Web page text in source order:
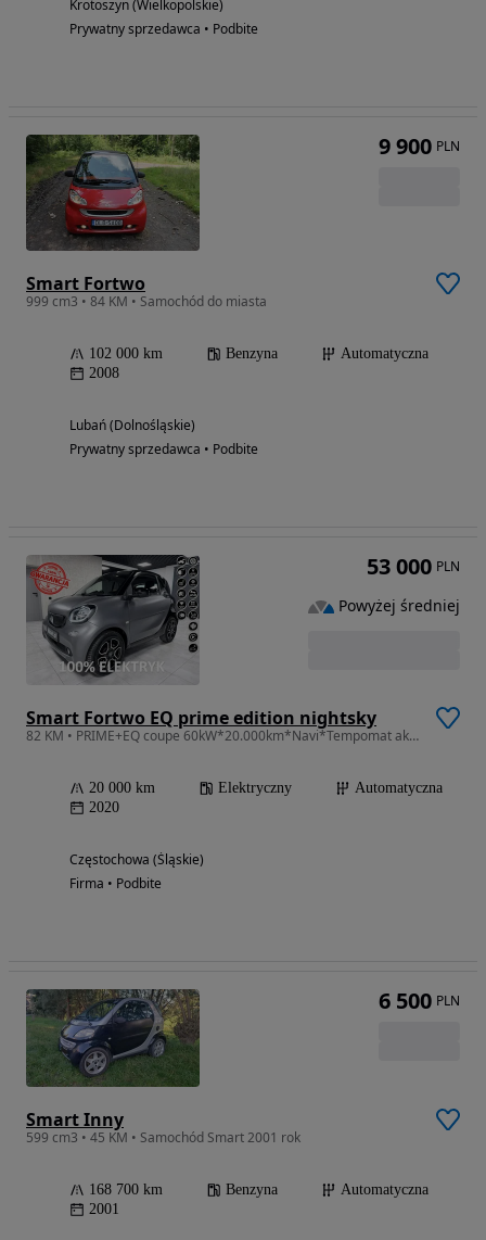
Krotoszyn (Wielkopolskie)
Prywatny sprzedawca • Podbite
Smart Fortwo
999 cm3 • 84 KM • Samochód do miasta
102 000 km Benzyna
Automatyczna
2008
Lubań (Dolnośląskie)
Prywatny sprzedawca • Podbite
9 900 PLN
Smart Fortwo EQ prime edition nightsky
82 KM • PRIME+EQ coupe 60kW*20.000km*Navi*Tempomat akt*AppleCar*Klima*Elektryk
20 000 km Elektryczny
Automatyczna
2020
Częstochowa (Śląskie)
Firma • Podbite
53 000 PLN
Powyżej średniej
Smart Inny
599 cm3 • 45 KM • Samochód Smart 2001 rok
168 700 km Benzyna
Automatyczna
2001
6 500 PLN